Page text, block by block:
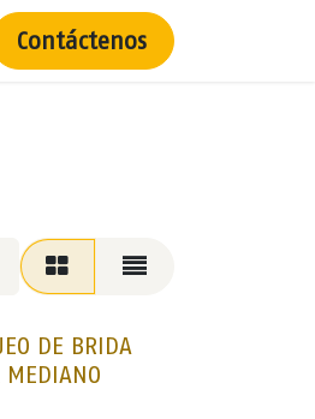
Contáctenos
DE BRIDA
MEDIANO